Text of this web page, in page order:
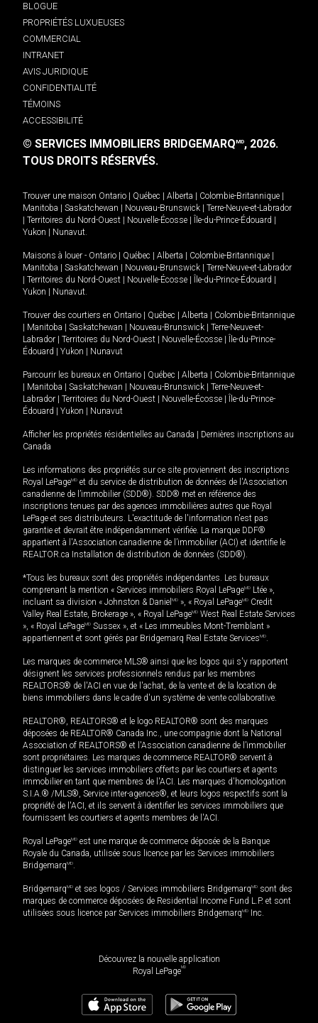
BLOGUE
PROPRIÉTÉS LUXUEUSES
COMMERCIAL
INTRANET
AVIS JURIDIQUE
CONFIDENTIALITÉ
TÉMOINS
ACCESSIBILITÉ
© SERVICES IMMOBILIERS BRIDGEMARQMD, 2026.
TOUS DROITS RÉSERVÉS.
Trouver une maison Ontario Québec Alberta Colombie-Britannique
Manitoba
Saskatchewan Nouveau-Brunswick
Terre-Neuve-et-Labrador
Territoires du Nord-Ouest Nouvelle-Écosse Île-du-Prince-Édouard
Yukon
Nunavut.
Maisons à louer - Ontario Québec Alberta Colombie-Britannique
Manitoba
Saskatchewan Nouveau-Brunswick
Terre-Neuve-et-Labrador
Territoires du Nord-Ouest Nouvelle-Écosse Île-du-Prince-Édouard
Yukon
Nunavut.
Trouver des courtiers en Ontario Québec Alberta
Colombie-Britannique
Manitoba Saskatchewan Nouveau-Brunswick
Terre-Neuve-et-
Labrador
Territoires du Nord-Ouest Nouvelle-Écosse
Île-du-Prince-
Édouard
Yukon Nunavut
Parcourir les bureaux en Ontario Québec Alberta
Colombie-Britannique
Manitoba Saskatchewan Nouveau-Brunswick
Terre-Neuve-et-
Labrador
Territoires du Nord-Ouest Nouvelle-Écosse
Île-du-Prince-
Édouard
Yukon Nunavut
Afficher les propriétés résidentielles au Canada
Dernières inscriptions au
Canada
Les informations des propriétés sur ce site proviennent des inscriptions
Royal LePageMD et du service de distribution de données de l'Association
canadienne de l’immobilier (SDD®). SDD® met en référence des
inscriptions tenues par des agences immobilières autres que Royal
LePage et ses distributeurs. L'exactitude de l'information n'est pas
garantie et devrait être indépendamment vérifiée. La marque DDF®
appartient à l'Association canadienne de l’immobilier (ACI) et identifie le
REALTOR.ca Installation de distribution de données (SDD®).
*Tous les bureaux sont des propriétés indépendantes. Les bureaux
comprenant la mention « Services immobiliers Royal LePageMD Ltée »,
incluant sa division « Johnston & Daniel MD », « Royal LePageMD Credit
Valley Real Estate, Brokerage », « Royal LePageMD West Real Estate Services
», « Royal LePageMD Sussex », et « Les immeubles Mont-Tremblant »
appartiennent et sont gérés par Bridgemarq Real Estate ServicesMD.
Les marques de commerce MLS® ainsi que les logos qui s'y rapportent
désignent les services professionnels rendus par les membres
REALTORS® de l'ACI en vue de l'achat, de la vente et de la location de
biens immobiliers dans le cadre d'un système de vente collaborative.
REALTOR®, REALTORS® et le logo REALTOR® sont des marques
déposées de REALTOR® Canada Inc., une compagnie dont la National
Association of REALTORS® et l'Association canadienne de l’immobilier
sont propriétaires. Les marques de commerce REALTOR® servent à
distinguer les services immobiliers offerts par les courtiers et agents
immobilier en tant que membres de l'ACI. Les marques d'homologation
S.I.A.® /MLS®, Service inter-agences®, et leurs logos respectifs sont la
propriété de l'ACI, et ils servent à identifier les services immobiliers que
fournissent les courtiers et agents membres de l'ACI.
Royal LePageMD est une marque de commerce déposée de la Banque
Royale du Canada, utilisée sous licence par les Services immobiliers
BridgemarqMD.
BridgemarqMD et ses logos / Services immobiliers BridgemarqMD sont des
marques de commerce déposées de Residential Income Fund L.P. et sont
utilisées sous licence par Services immobiliers BridgemarqMD Inc.
Découvrez la nouvelle application
Royal LePageMD